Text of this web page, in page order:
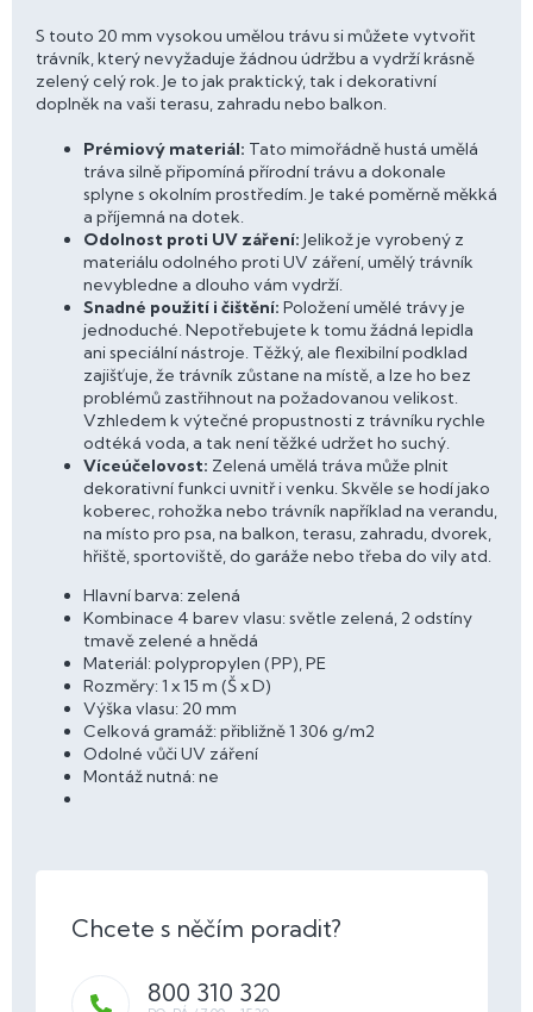
S touto 20 mm vysokou umělou trávu si můžete vytvořit
trávník, který nevyžaduje žádnou údržbu a vydrží krásně
zelený celý rok. Je to jak praktický, tak i dekorativní
doplněk na vaši terasu, zahradu nebo balkon.
Prémiový materiál: Tato mimořádně hustá umělá
tráva silně připomíná přírodní trávu a dokonale
splyne s okolním prostředím. Je také poměrně měkká
a příjemná na dotek.
Odolnost proti UV záření: Jelikož je vyrobený z
materiálu odolného proti UV záření, umělý trávník
nevybledne a dlouho vám vydrží.
Snadné použití i čištění: Položení umělé trávy je
jednoduché. Nepotřebujete k tomu žádná lepidla
ani speciální nástroje. Těžký, ale flexibilní podklad
zajišťuje, že trávník zůstane na místě, a lze ho bez
problémů zastřihnout na požadovanou velikost.
Vzhledem k výtečné propustnosti z trávníku rychle
odtéká voda, a tak není těžké udržet ho suchý.
Víceúčelovost: Zelená umělá tráva může plnit
dekorativní funkci uvnitř i venku. Skvěle se hodí jako
koberec, rohožka nebo trávník například na verandu,
na místo pro psa, na balkon, terasu, zahradu, dvorek,
hřiště, sportoviště, do garáže nebo třeba do vily atd.
Hlavní barva: zelená
Kombinace 4 barev vlasu: světle zelená, 2 odstíny
tmavě zelené a hnědá
Materiál: polypropylen (PP), PE
Rozměry: 1 x 15 m (Š x D)
Výška vlasu: 20 mm
Celková gramáž: přibližně 1 306 g/m2
Odolné vůči UV záření
Montáž nutná: ne
800 310 320